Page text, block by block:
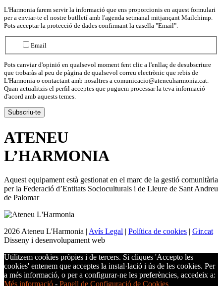
L'Harmonia farem servir la informació que ens proporcionis en aquest formulari
per a enviar-te el nostre butlletí amb l'agenda setmanal mitjançant Mailchimp.
Pots acceptar la protecció de dades confirmant la casella "Email".
Email
Pots canviar d'opinió en qualsevol moment fent clic a l'enllaç de desubscriure
que trobaràs al peu de pàgina de qualsevol correu electrònic que rebis de
L'Harmonia o contactant amb nosaltres a comunicacio@ateneuharmonia.cat.
Quan actualitzis el perfil acceptes que puguem processar la teva informació
d'acord amb aquests temes.
ATENEU
L’HARMONIA
Aquest equipament està gestionat en el marc de la gestió comunitària
per la Federació d’Entitats Socioculturals i de Lleure de Sant Andreu
de Palomar
2026 Ateneu L'Harmonia | Avís Legal | Política de cookies | Gir.cat
Disseny i desenvolupament web
Utilitzem cookies pròpies i de tercers. Si cliques 'Accepto les
cookies' entenem que acceptes la instal·lació i ús de les cookies. Per
a més informació, o per a configurar-ne les preferències, accedeix a:
Més informació - Panell de Configuració de Cookies